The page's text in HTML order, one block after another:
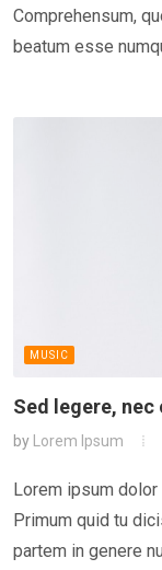
Comprehensum,
beatum esse
MUSIC
Sed legere, nec
by Lorem Ipsum
Lorem ipsum
Primum quid tu
partem in genere